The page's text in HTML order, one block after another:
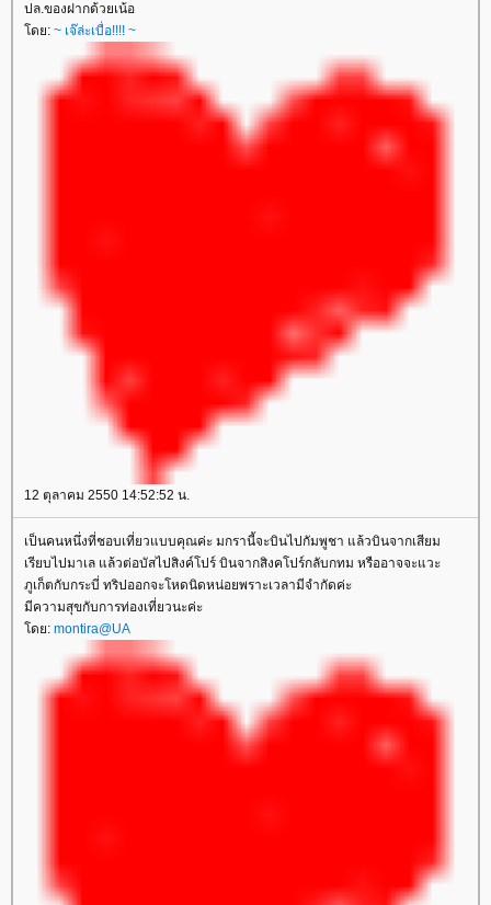
ปล.ของฝากด้วยเน้อ
ดย: ~ เจ๊ล่ะเบื่อ!!!! ~
12 ตุลาคม 2550 14:52:52 น.
เป็นคนหนึ่งที่ชอบเที่ยวแบบคุณค่ะ มกรานี้จะบินไปกัมพูชา แล้วบินจากเสียม
เรียบไปมาเล แล้วต่อบัสไปสิงค์โปร์ บินจากสิงคโปร์กลับกทม หรืออาจจะแวะ
ภูเก็ตกับกระบี่ ทริปออกจะโหดนิดหน่อยพราะเวลามีจำกัดค่ะ
มีความสุขกับการท่องเที่ยวนะค่ะ
ดย: montira@UA